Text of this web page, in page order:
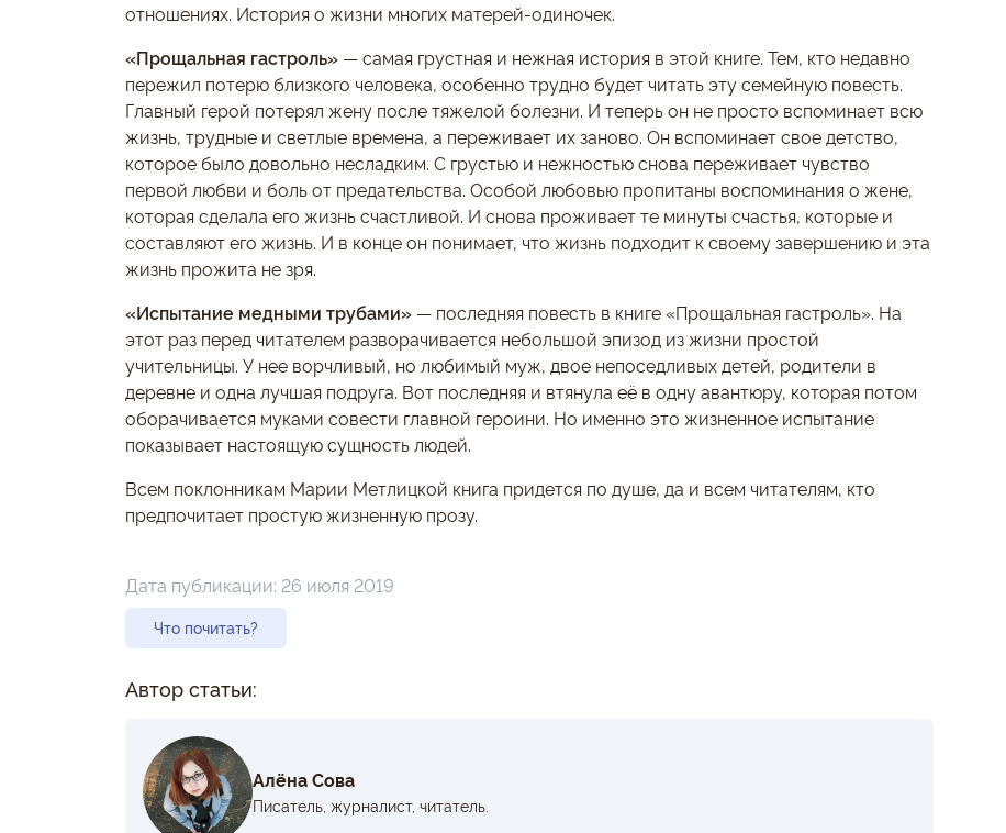
отношениях. История о жизни многих матерей-одиночек.
«Прощальная гастроль» — самая грустная и нежная история в этой книге. Тем, кто недавно
пережил потерю близкого человека, особенно трудно будет читать эту семейную повесть.
Главный герой потерял жену после тяжелой болезни. И теперь он не просто вспоминает всю
жизнь, трудные и светлые времена, а переживает их заново. Он вспоминает свое детство,
которое было довольно несладким. С грустью и нежностью снова переживает чувство
первой любви и боль от предательства. Особой любовью пропитаны воспоминания о жене,
которая сделала его жизнь счастливой. И снова проживает те минуты счастья, которые и
составляют его жизнь. И в конце он понимает, что жизнь подходит к своему завершению и эта
жизнь прожита не зря.
«Испытание медными трубами» — последняя повесть в книге «Прощальная гастроль». На
этот раз перед читателем разворачивается небольшой эпизод из жизни простой
учительницы. У нее ворчливый, но любимый муж, двое непоседливых детей, родители в
деревне и одна лучшая подруга. Вот последняя и втянула её в одну авантюру, которая потом
оборачивается муками совести главной героини. Но именно это жизненное испытание
показывает настоящую сущность людей.
Всем поклонникам Марии Метлицкой книга придется по душе, да и всем читателям, кто
предпочитает простую жизненную прозу.
Дата публикации: 26 июля 2019
Что почитать?
Автор статьи:
Алёна Сова
Писатель, журналист, читатель.